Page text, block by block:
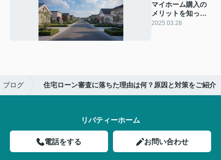
マイホーム購入の
メリットを知って
いますか？経済的
2025.03.28
ブログ 住宅ローン審査に落ちた理由は何？原因と対策をご紹介
リバティーホーム
電話をする お問い合わせ